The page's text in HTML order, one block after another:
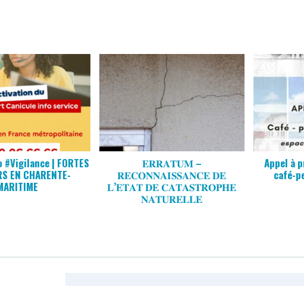
#Vigilance | FORTES
EN CHARENTE-
𝐄𝐑𝐑𝐀𝐓𝐔𝐌 –
𝐑𝐄𝐂𝐎𝐍𝐍𝐀𝐈𝐒𝐒𝐀𝐍𝐂𝐄 𝐃𝐄
𝐋’𝐄𝐓𝐀𝐓 𝐃𝐄 𝐂𝐀𝐓𝐀𝐒𝐓𝐑𝐎𝐏𝐇𝐄
𝐍𝐀𝐓𝐔𝐑𝐄𝐋𝐋𝐄
Appel à
café-